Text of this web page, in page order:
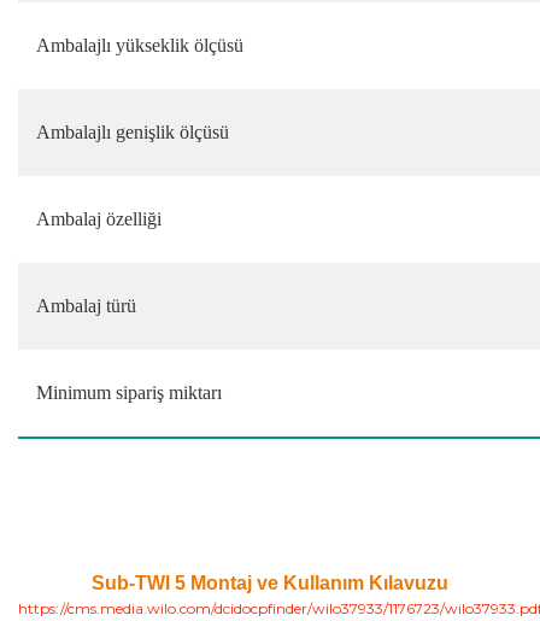
Ambalajlı yükseklik ölçüsü
Ambalajlı genişlik ölçüsü
Ambalaj özelliği
Ambalaj türü
Minimum sipariş miktarı
Sub-TWI 5 Montaj ve Kullanım Kılavuzu
https://cms.media.wilo.com/dcidocpfinder/wilo37933/1176723/